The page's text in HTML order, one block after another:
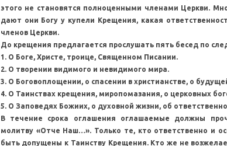
этого не становятся полноценными членами Церкви.
дают они Богу у купели Крещения, какая
членов Церкви.
До крещения предлагается прослушать пять бесед по
1. О Боге, Христе, троице, Священном Писании.
2. О творении видимого и невидимого мира.
3. О Боговоплощении, о спасении в христианстве, о
4. О Таинствах крещения, миропомазания, о церковных
5. О Заповедях Божиих, о духовной жизни, об
В течение срока оглашения оглашаемые должны
молитву «Отче Наш…». Только те, кто ответственно и
быть допущены к Таинству Крещения. Кто же не